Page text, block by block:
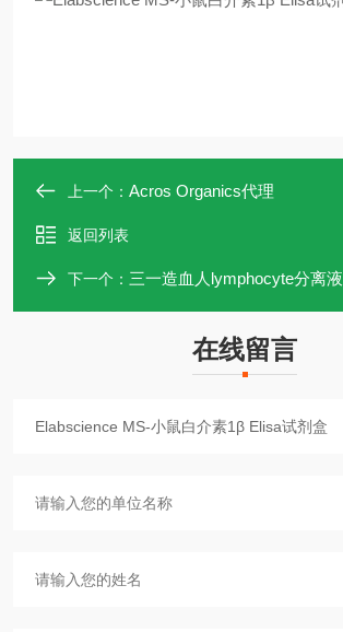
上一个： Acros Organics代理
返回列表
下一个： 三一造血人lymphocyte分离液
在线留言